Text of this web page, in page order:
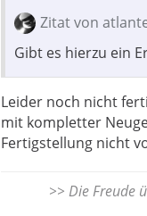
Zitat von
Gibt es hierzu ein
Leider noch nicht
mit kompletter
Fertigstellung nicht
>> Die Freude